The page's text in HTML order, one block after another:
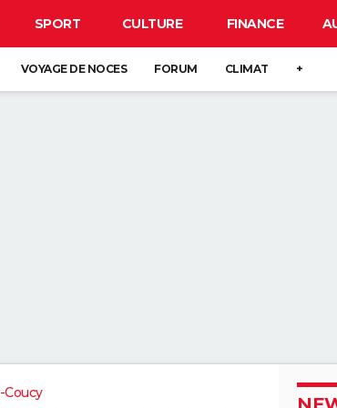
SPORT CULTURE FINANCE
VOYAGE DE NOCES FORUM CLIMAT +